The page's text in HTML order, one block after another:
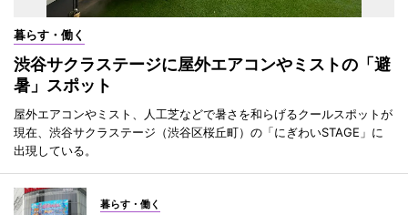
暮らす・働く
渋谷サクラステージに屋外エアコンやミストの「避
暑」スポット
屋外エアコンやミスト、人工芝などで暑さを和らげるクールスポットが
現在、渋谷サクラステージ（渋谷区桜丘町）の「にぎわいSTAGE」に
出現している。
暮らす・働く